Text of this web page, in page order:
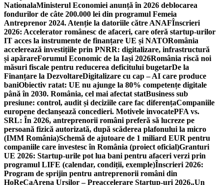
NationalaMinisterul Economiei anunță în 2026 deblocarea
fondurilor de câte 200.000 lei din programul Femeia
Antreprenor 2024. Atenție la datoriile către ANAFÎnscrieri
2026: Accelerator românesc de afaceri, care oferă startup-urilor
IT acces la instrumente de finanțare UE și NATORomânia
accelerează investițiile prin PNRR: digitalizare, infrastructură
și apărareForumul Economic de la Iași 2026România riscă noi
măsuri fiscale pentru reducerea deficitului bugetarDe la
Finanțare la DezvoltareDigitalizare cu cap – AI care produce
baniObiectiv ratat: UE nu ajunge la 80% competențe digitale
până în 2030. România, cel mai afectat statBusiness sub
presiune: control, audit și deciziile care fac diferențaCompaniile
europene declanșează concedieri. Motivele invocatePFA vs.
SRL: În 2026, antreprenorii români preferă să lucreze pe
persoană fizică autorizată, după scăderea plafonului la micro
(IMM România)Schemă de ajutoare de 1 miliard EUR pentru
companiile care investesc în România (proiect oficial)Granturi
UE 2026: Startup-urile pot lua bani pentru afaceri verzi prin
programul LIFE (calendar, condiții, exemple)Înscrieri 2026:
Program de sprijin pentru antreprenorii români din
HoReCaArena Urșilor – Preaccelerare Startup-uri 2026„Un